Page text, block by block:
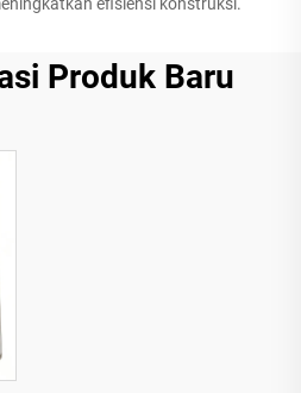
Produk Baru